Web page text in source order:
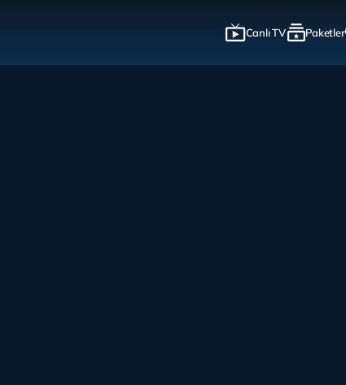
Canlı TV Paketler